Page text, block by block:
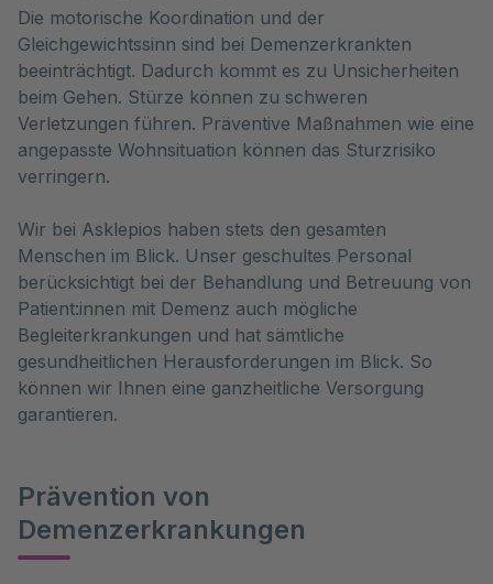
Die motorische Koordination und der
Gleichgewichtssinn sind bei Demenzerkrankten
beeinträchtigt. Dadurch kommt es zu Unsicherheiten
beim Gehen. Stürze können zu schweren
Verletzungen führen. Präventive Maßnahmen wie eine
angepasste Wohnsituation können das Sturzrisiko
verringern.
Wir bei Asklepios haben stets den gesamten
Menschen im Blick. Unser geschultes Personal
berücksichtigt bei der Behandlung und Betreuung von
Patient:innen mit Demenz auch mögliche
Begleiterkrankungen und hat sämtliche
gesundheitlichen Herausforderungen im Blick. So
können wir Ihnen eine ganzheitliche Versorgung
garantieren.
Prävention von
Demenzerkrankungen